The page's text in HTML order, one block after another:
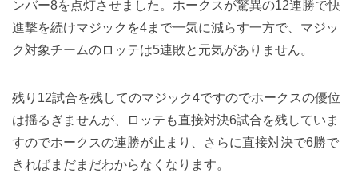
ンバー8を点灯させました。ホークスが驚異の12連勝で快
進撃を続けマジックを4まで一気に減らす一方で、マジッ
ク対象チームのロッテは5連敗と元気がありません。
残り12試合を残してのマジック4ですのでホークスの優位
は揺るぎませんが、ロッテも直接対決6試合を残していま
すのでホークスの連勝が止まり、さらに直接対決で6勝で
きればまだまだわからなくなります。